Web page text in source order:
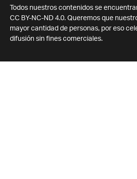
Todos nuestros contenidos se
CC BY-NC-ND 4.0. Queremos que
mayor cantidad de personas, por eso
difusión sin fines comerciales.